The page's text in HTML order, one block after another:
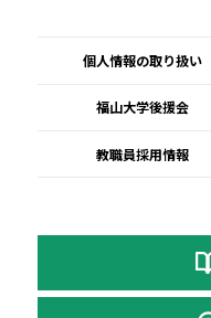
個人情報の取り扱い
福山大学後援会
教職員採用情報